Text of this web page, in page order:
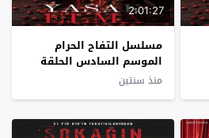
2:01:27
مسلسل التفاح الحرام
الموسم السادس الحلقة
28 مترجم
منذ سنتين